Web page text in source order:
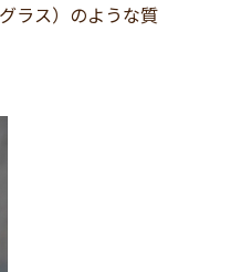
ラス）のような質